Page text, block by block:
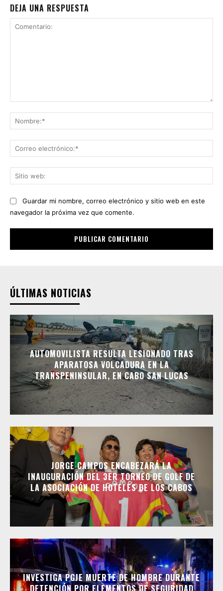
DEJA UNA RESPUESTA
Guardar mi nombre, correo electrónico y sitio web en este
navegador la próxima vez que comente.
ÚLTIMAS NOTICIAS
AUTOMOVILISTA RESULTA LESIONADO TRAS
APARATOSA VOLCADURA EN LA
TRANSPENINSULAR, EN CABO SAN LUCAS
JORGE CAMPOS ENCABEZARÁ LA
INAUGURACIÓN DEL 3ER TORNEO DE GOLF DE
LA ASOCIACIÓN DE HOTELES DE LOS CABOS
INVESTIGA PGJE MUERTE DE HOMBRE DURANTE
DETENCIÓN POR ELEMENTOS DE SEGURIDAD